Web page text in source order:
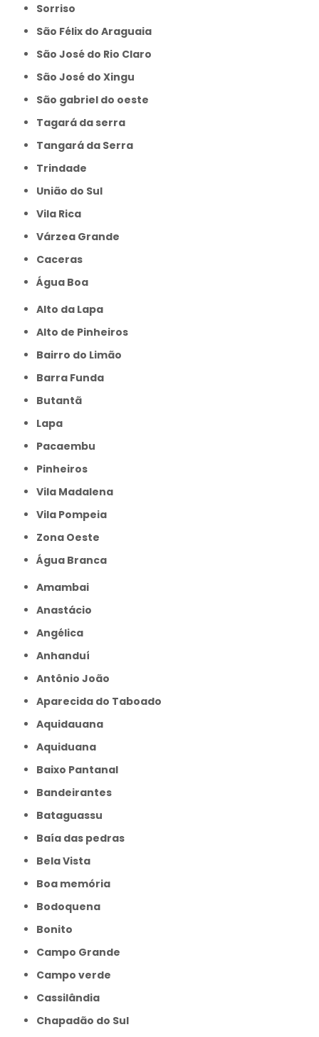
Sorriso
São Félix do Araguaia
São José do Rio Claro
São José do Xingu
São gabriel do oeste
Tagará da serra
Tangará da Serra
Trindade
União do Sul
Vila Rica
Várzea Grande
caceras
Água Boa
Alto da Lapa
Alto de Pinheiros
Bairro do Limão
Barra Funda
Butantã
Lapa
Pacaembu
Pinheiros
Vila Madalena
Vila Pompeia
Zona Oeste
Água Branca
Amambai
Anastácio
Angélica
Anhanduí
Antônio João
Aparecida do Taboado
Aquidauana
Aquiduana
Baixo Pantanal
Bandeirantes
Bataguassu
Baía das pedras
Bela Vista
Boa memória
Bodoquena
Bonito
Campo Grande
Campo verde
Cassilândia
Chapadão do Sul